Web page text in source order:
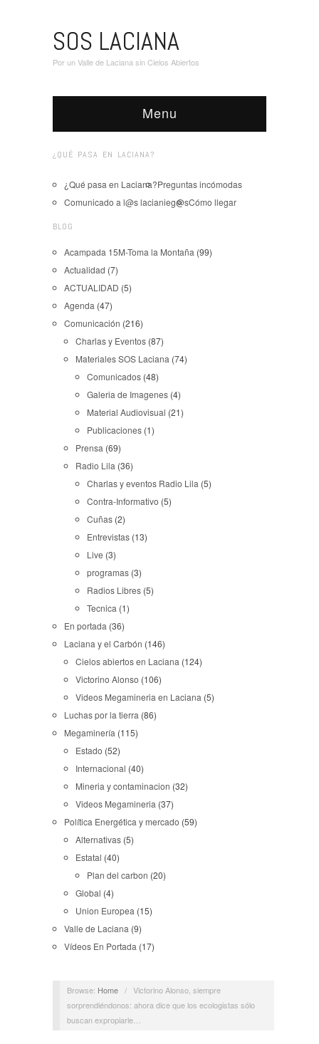
SOS LACIANA
Por un Valle de Laciana sin Cielos Abiertos
Menu
¿QUÉ PASA EN LACIANA?
¿Qué pasa en Laciana?Preguntas incómodas
Comunicado a l@s lacianieg@sCómo llegar
BLOG
Acampada 15M-Toma la Montaña (99)
Actualidad (7)
ACTUALIDAD (5)
Agenda (47)
Comunicación (216)
Charlas y Eventos (87)
Materiales SOS Laciana (74)
Comunicados (48)
Galeria de Imagenes (4)
Material Audiovisual (21)
Publicaciones (1)
Prensa (69)
Radio Lila (36)
Charlas y eventos Radio Lila (5)
Contra-Informativo (5)
Cuñas (2)
Entrevistas (13)
Live (3)
programas (3)
Radios Libres (5)
Tecnica (1)
En portada (36)
Laciana y el Carbón (146)
Cielos abiertos en Laciana (124)
Victorino Alonso (106)
Videos Megamineria en Laciana (5)
Luchas por la tierra (86)
Megaminería (115)
Estado (52)
Internacional (40)
Mineria y contaminacion (32)
Videos Megamineria (37)
Política Energética y mercado (59)
Alternativas (5)
Estatal (40)
Plan del carbon (20)
Global (4)
Union Europea (15)
Valle de Laciana (9)
Vídeos En Portada (17)
Browse: Home / Victorino Alonso, siempre
sorprendiéndonos: ahora dice que los ecologistas sólo
buscan expropiarle…